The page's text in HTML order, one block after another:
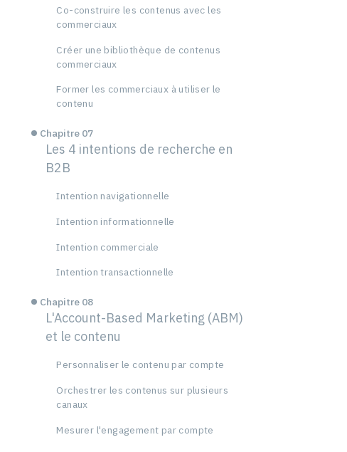
Co-construire les contenus avec les
commerciaux
Créer une bibliothèque de contenus
commerciaux
Former les commerciaux à utiliser le
contenu
Chapitre 07
Les 4 intentions de recherche en
B2B
Intention navigationnelle
Intention informationnelle
Intention commerciale
Intention transactionnelle
Chapitre 08
L'Account-Based Marketing (ABM)
et le contenu
Personnaliser le contenu par compte
Orchestrer les contenus sur plusieurs
canaux
Mesurer l'engagement par compte